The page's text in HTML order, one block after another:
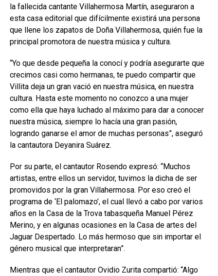
la fallecida cantante Villahermosa Martín, aseguraron a
esta casa editorial que difícilmente existirá una persona
que llene los zapatos de Doña Villahermosa, quién fue la
principal promotora de nuestra música y cultura.
“Yo que desde pequeña la conocí y podría asegurarte que
crecimos casi como hermanas, te puedo compartir que
Villita deja un gran vació en nuestra música, en nuestra
cultura. Hasta este momento no conozco a una mujer
como ella que haya luchado al máximo para dar a conocer
nuestra música, siempre lo hacía una gran pasión,
logrando ganarse el amor de muchas personas”, aseguró
la cantautora Deyanira Suárez.
Por su parte, el cantautor Rosendo expresó: “Muchos
artistas, entre ellos un servidor, tuvimos la dicha de ser
promovidos por la gran Villahermosa. Por eso creó el
programa de ‘El palomazo’, el cual llevó a cabo por varios
años en la Casa de la Trova tabasqueña Manuel Pérez
Merino, y en algunas ocasiones en la Casa de artes del
Jaguar Despertado. Lo más hermoso que sin importar el
género musical que interpretaran”.
Mientras que el cantautor Ovidio Zurita compartió: “Algo